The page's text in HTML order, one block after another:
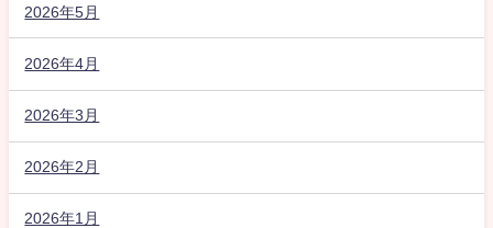
2026年5月
2026年4月
2026年3月
2026年2月
2026年1月